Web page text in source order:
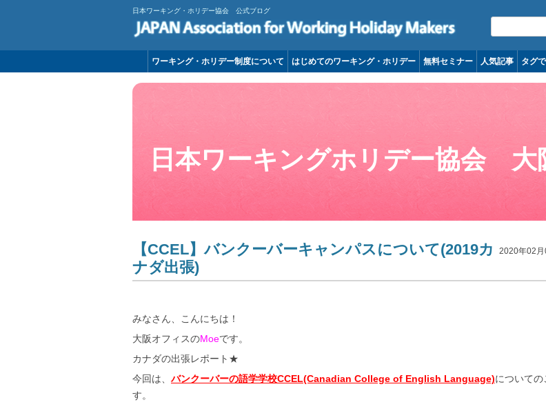
日本ワーキング・ホリデー協会 公式ブログ
コンテンツへ移動
ワーキング・ホリデー制度について はじめてのワーキング・ホリデー 無料セミナー 人気記事 タグ
日本ワーキングホリデー協会 大
【CCEL】バンクーバーキャンパスについて(2019カ
ナダ出張)
2020年02月
みなさん、こんにちは！
大阪オフィスのMoeです。
カナダの出張レポート★
今回は、 バンクーバーの語学学校CCEL(Canadian College of English Language)について
す。